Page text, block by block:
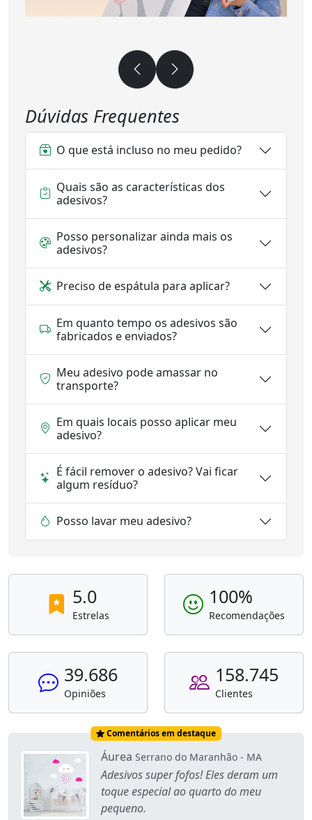
Dúvidas Frequentes
O que está incluso no meu pedido?
Quais são as características dos
adesivos?
Posso personalizar ainda mais os
adesivos?
Preciso de espátula para aplicar?
Em quanto tempo os adesivos são
fabricados e enviados?
Meu adesivo pode amassar no
transporte?
Em quais locais posso aplicar meu
adesivo?
É fácil remover o adesivo? Vai ficar
algum resíduo?
Posso lavar meu adesivo?
5.0
Estrelas
100%
Recomendações
39.686
Opiniões
158.745
Clientes
Comentários em destaque
Áurea Serrano do Maranhão - MA
Adesivos super fofos! Eles deram um
toque especial ao quarto do meu
pequeno.